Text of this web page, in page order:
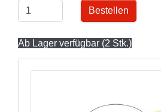
Bestellen
Ab Lager verfügbar (2 Stk.)